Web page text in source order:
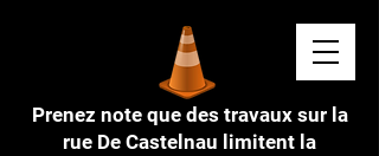
Prenez note que des travaux sur la
rue De Castelnau limitent la